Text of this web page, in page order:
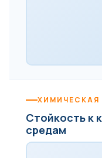
Стойкость к
средам